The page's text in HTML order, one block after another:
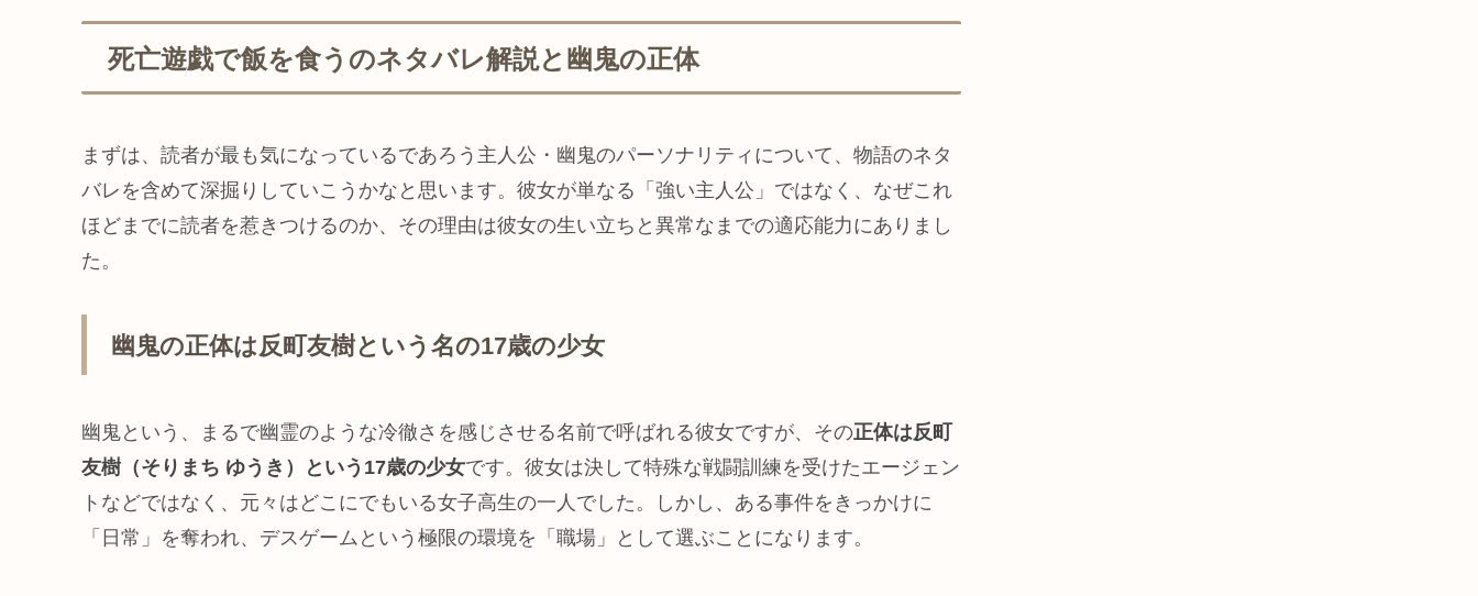
死亡遊戯で飯を食うのネタバレ解説と幽鬼の正体
まずは、読者が最も気になっているであろう主人公・幽鬼のパーソナリティについて、物語のネタ
バレを含めて深掘りしていこうかなと思います。彼女が単なる「強い主人公」ではなく、なぜこれ
ほどまでに読者を惹きつけるのか、その理由は彼女の生い立ちと異常なまでの適応能力にありまし
た。
幽鬼の正体は反町友樹という名の17歳の少女
幽鬼という、まるで幽霊のような冷徹さを感じさせる名前で呼ばれる彼女ですが、その正体は反町
友樹（そりまち ゆうき）という17歳の少女です。彼女は決して特殊な戦闘訓練を受けたエージェン
トなどではなく、元々はどこにでもいる女子高生の一人でした。しかし、ある事件をきっかけに
「日常」を奪われ、デスゲームという極限の環境を「職場」として選ぶことになります。